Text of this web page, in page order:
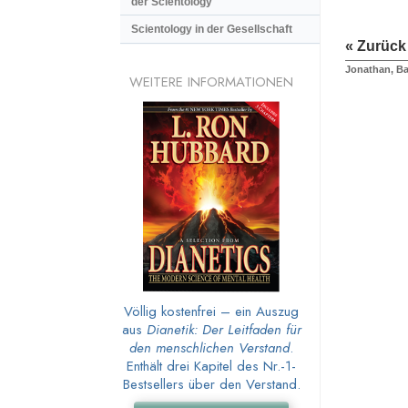
« Zurück
Jonathan,
Scientology in der Gesellschaft
WEITERE INFORMATIONEN
Völlig kostenfrei – ein Auszug
aus Dianetik: Der Leitfaden für
den menschlichen Verstand.
Enthält drei Kapitel des Nr.-1-
Bestsellers über den Verstand.